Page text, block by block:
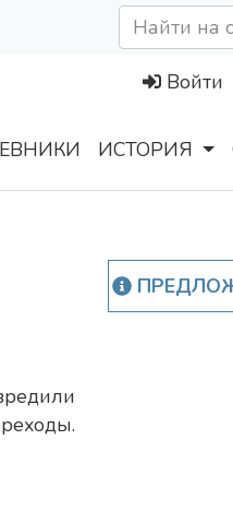
Войти
ИСТОРИЯ